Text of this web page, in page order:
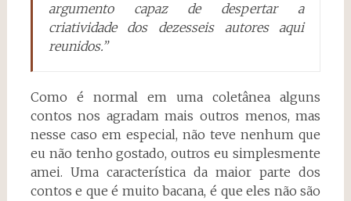
argumento capaz de despertar a
criatividade dos dezesseis autores aqui
reunidos.”
Como é normal em uma coletânea alguns
contos nos agradam mais outros menos, mas
nesse caso em especial, não teve nenhum que
eu não tenho gostado, outros eu simplesmente
amei. Uma característica da maior parte dos
contos e que é muito bacana, é que eles não são